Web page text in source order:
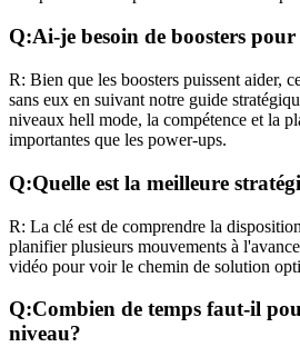
Q:Ai-je besoin de boosters pour
R: Bien que les boosters puissent aider,
sans eux en suivant notre guide
niveaux hell mode, la compétence et la
importantes que les power-ups.
Q:Quelle est la meilleure
R: La clé est de comprendre la
planifier plusieurs mouvements à
vidéo pour voir le chemin de solution
Q:Combien de temps faut-il
niveau?